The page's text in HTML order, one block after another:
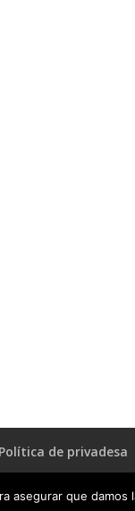
Política de privadesa
Studio
asegurar que